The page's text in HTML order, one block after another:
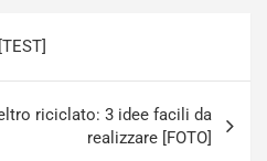
riciclato: 3 idee facili da
realizzare [FOTO]